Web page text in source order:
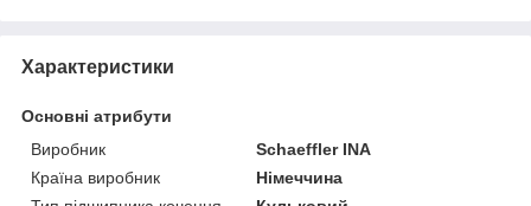
Характеристики
Основні атрибути
Виробник
Schaeffler INA
Країна виробник
Німеччина